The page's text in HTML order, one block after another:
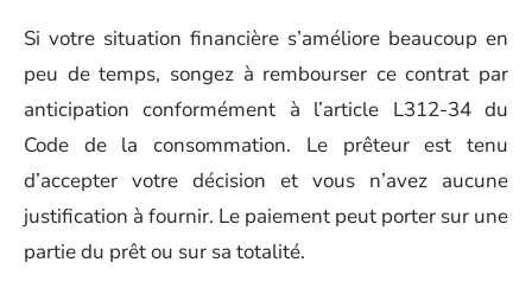
Si votre situation financière s’améliore beaucoup en
peu de temps, songez à rembourser ce contrat par
anticipation conformément à l’article L312-34 du
Code de la consommation. Le prêteur est tenu
d’accepter votre décision et vous n’avez aucune
justification à fournir. Le paiement peut porter sur une
partie du prêt ou sur sa totalité.